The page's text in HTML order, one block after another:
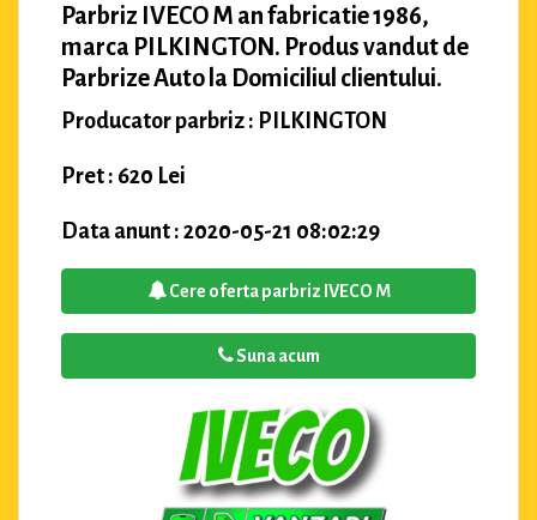
Parbriz IVECO M an fabricatie 1986,
marca PILKINGTON. Produs vandut de
Parbrize Auto la Domiciliul clientului.
Producator parbriz : PILKINGTON
Pret : 620 Lei
Data anunt : 2020-05-21 08:02:29
Cere oferta parbriz IVECO M
Suna acum